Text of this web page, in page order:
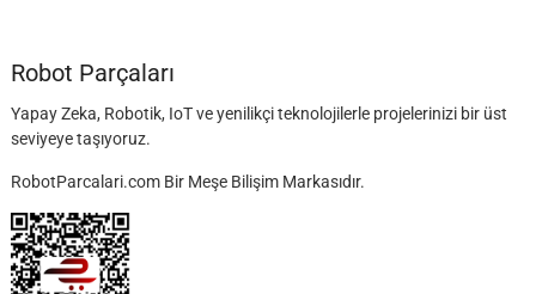
Robot Parçaları
Yapay Zeka, Robotik, IoT ve yenilikçi teknolojilerle projelerinizi bir üst
seviyeye taşıyoruz.
RobotParcalari.com Bir Meşe Bilişim Markasıdır.